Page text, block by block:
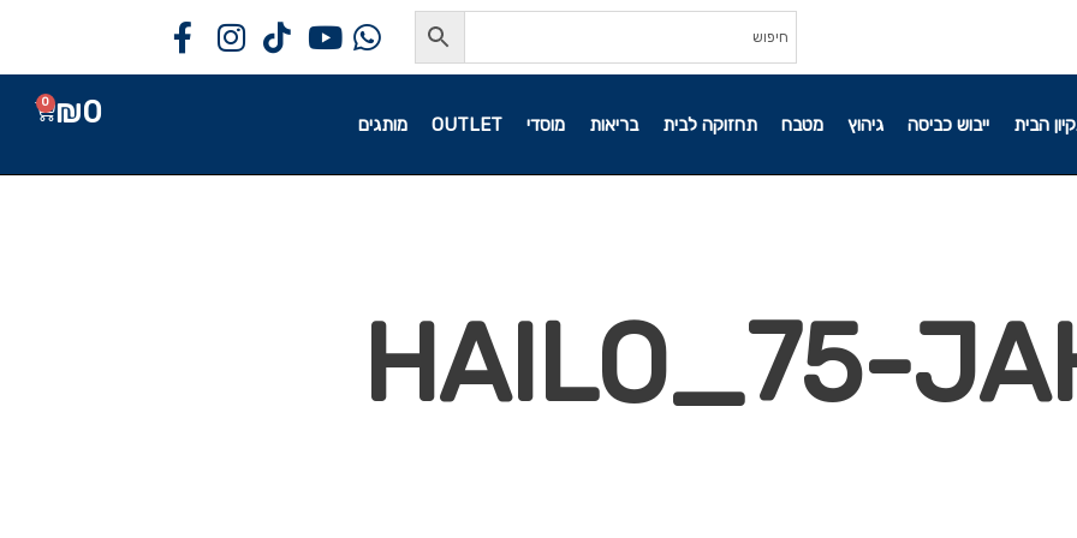
הבית ייבוש כביסה גיהוץ מטבח תחזוקה לבית בריאות מוסדי OUTLET מותגים ₪0
0
HAILO_75-